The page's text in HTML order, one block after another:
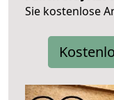
Sie kostenlose